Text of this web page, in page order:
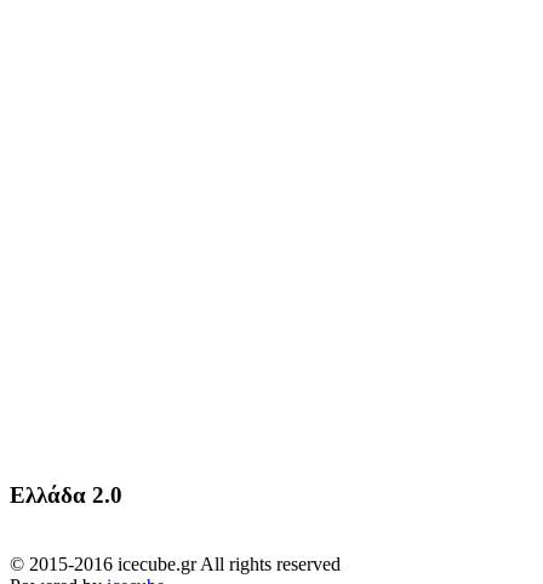
Ελλάδα 2.0
© 2015-2016 icecube.gr All rights reserved